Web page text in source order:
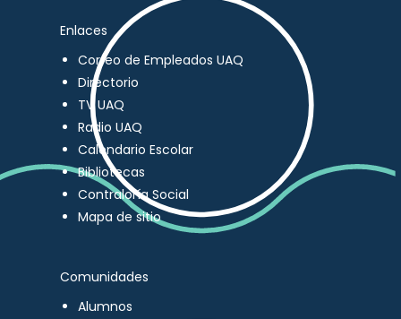
Enlaces
Correo de Empleados UAQ
Directorio
TV UAQ
Radio UAQ
Calendario Escolar
Bibliotecas
Contraloría Social
Mapa de sitio
Comunidades
Alumnos